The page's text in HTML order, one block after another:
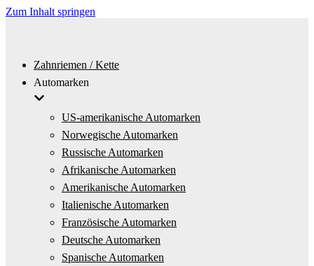
Zum Inhalt springen
Zahnriemen / Kette
Automarken
US-amerikanische Automarken
Norwegische Automarken
Russische Automarken
Afrikanische Automarken
Amerikanische Automarken
Italienische Automarken
Französische Automarken
Deutsche Automarken
Spanische Automarken